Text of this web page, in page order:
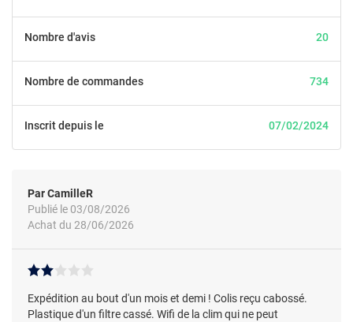
Nombre d'avis 20
Nombre de commandes 734
Inscrit depuis le 07/02/2024
Par CamilleR
Publié le 03/08/2026
Achat du 28/06/2026
Expédition au bout d'un mois et demi ! Colis reçu cabossé.
Plastique d'un filtre cassé. Wifi de la clim qui ne peut